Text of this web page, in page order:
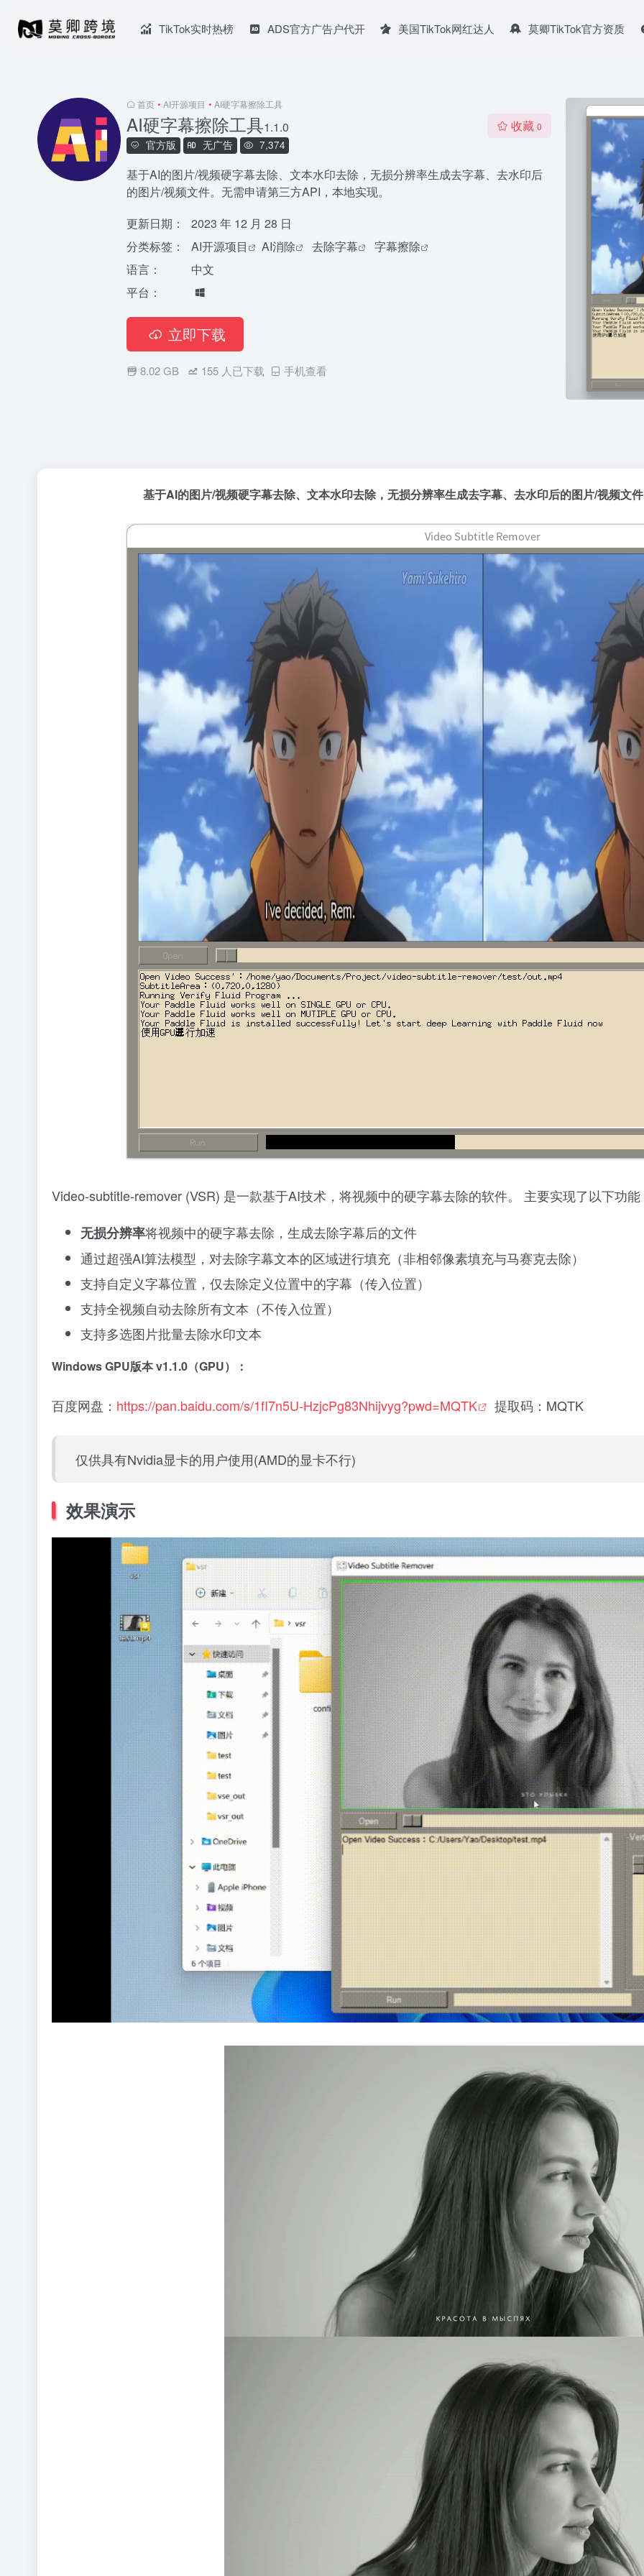
TikTok实时热榜 ADS官方广告户代开 美国TikTok网红达人 莫卿TikTok官方资质
首页 • AI开源项目 • AI硬字幕擦除工具
AI硬字幕擦除工具1.1.0
官方版 无广告 7,374
收藏 0
基于AI的图片/视频硬字幕去除、文本水印去除，无损分辨率生成去字幕、去水印后
的图片/视频文件。无需申请第三方API，本地实现。
更新日期：
2023 年 12 月 28 日
分类标签：
AI开源项目 AI消除 去除字幕
字幕擦除
语言：
中文
平台：
立即下载
8.02 GB 155 人已下载 手机查看
基于AI的图片/视频硬字幕去除、文本水印去除，无损分辨率生成去字幕、去水印后的图片/视频文
Video-subtitle-remover (VSR) 是一款基于AI技术，将视频中的硬字幕去除的软件。 主要实现了以下功能
无损分辨率将视频中的硬字幕去除，生成去除字幕后的文件
通过超强AI算法模型，对去除字幕文本的区域进行填充（非相邻像素填充与马赛克去除）
支持自定义字幕位置，仅去除定义位置中的字幕（传入位置）
支持全视频自动去除所有文本（不传入位置）
支持多选图片批量去除水印文本
Windows GPU版本 v1.1.0（GPU）：
百度网盘： https://pan.baidu.com/s/1fI7n5U-HzjcPg83Nhijvyg?pwd=MQTK 提取码：MQTK
仅供具有Nvidia显卡的用户使用(AMD的显卡不行)
效果演示